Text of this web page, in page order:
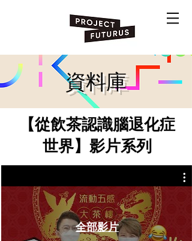
資料庫
【從飲茶認識腦退化症
世界】影片系列
全部影片